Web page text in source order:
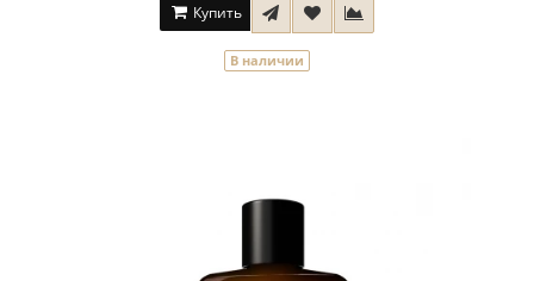
Купить
В наличии